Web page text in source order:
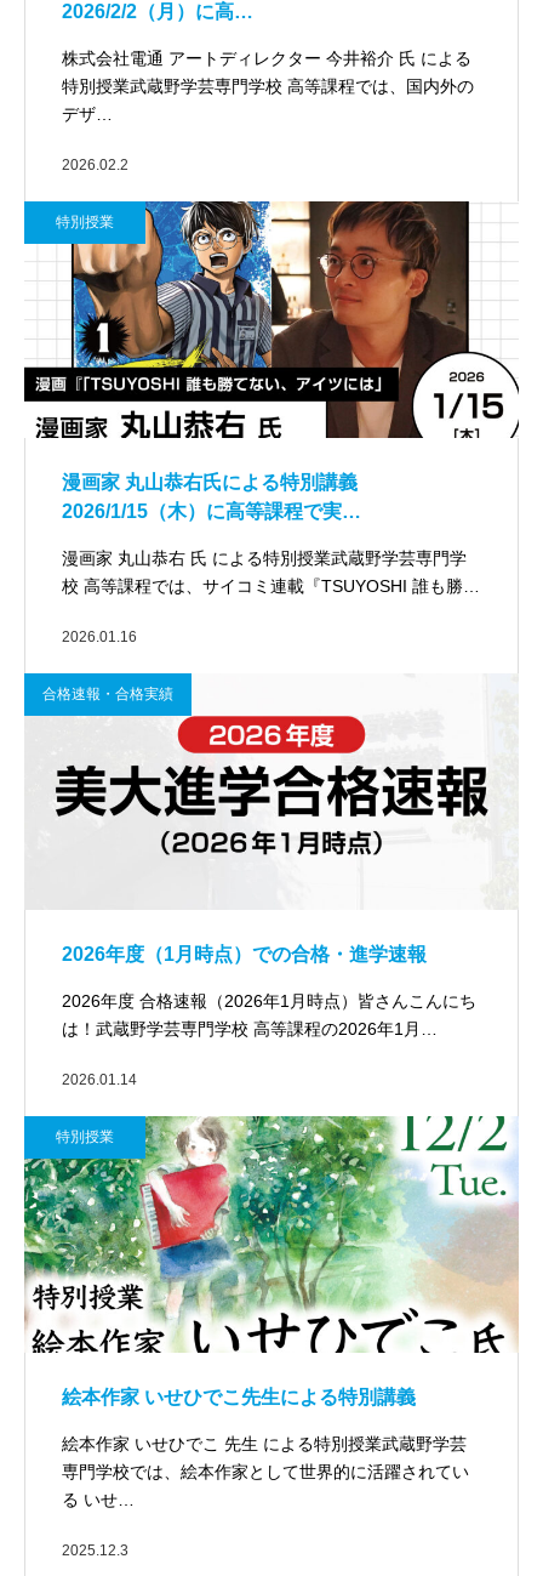
2026/2/2（月）に高…
株式会社電通 アートディレクター 今井裕介 氏 による
特別授業武蔵野学芸専門学校 高等課程では、国内外の
デザ…
2026.02.2
特別授業
漫画家 丸山恭右氏による特別講義
2026/1/15（木）に高等課程で実…
漫画家 丸山恭右 氏 による特別授業武蔵野学芸専門学
校 高等課程では、サイコミ連載『TSUYOSHI 誰も勝…
2026.01.16
合格速報・合格実績
2026年度（1月時点）での合格・進学速報
2026年度 合格速報（2026年1月時点）皆さんこんにち
は！武蔵野学芸専門学校 高等課程の2026年1月…
2026.01.14
特別授業
絵本作家 いせひでこ先生による特別講義
絵本作家 いせひでこ 先生 による特別授業武蔵野学芸
専門学校では、絵本作家として世界的に活躍されてい
る いせ…
2025.12.3